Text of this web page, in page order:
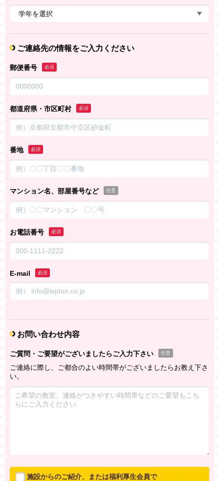
ご連絡先の情報をご入力ください
郵便番号 必須
都道府県・市区町村 必須
番地 必須
マンション名、部屋番号など 任意
お電話番号 必須
E-mail 必須
お問い合わせ内容
ご質問・ご要望がございましたらご入力下さい 任意
ご連絡に際し、ご都合のよい時間帯がございましたらお教え下さ
い。
施設からのご紹介、または福利厚生会員で